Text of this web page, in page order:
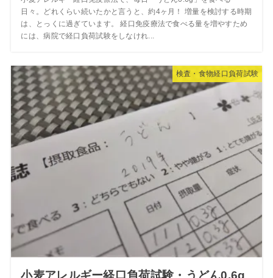
日々。どれくらい続いたかと言うと、約4ヶ月！ 増量を検討する時期
は、とっくに過ぎています。 経口免疫療法で食べる量を増やすため
には、病院で経口負荷試験をしなけれ...
検査・食物経口負荷試験
小麦アレルギー経口負荷試験・うどん0.6g